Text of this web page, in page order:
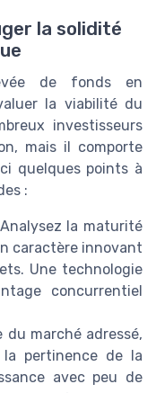
la solidité
de fonds en
la viabilité du
investisseurs
mais il comporte
quelques points à
:
Analysez la maturité
caractère innovant
Une technologie
concurrentiel
marché adressé,
pertinence de la
avec peu de